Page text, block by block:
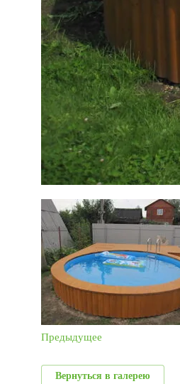
Предыдущее
Вернуться в галерею